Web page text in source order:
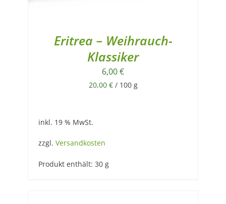
Eritrea – Weihrauch-
Klassiker
6,00€
20,00 €/ 100 g
inkl. 19 % MwSt.
zzgl. Versandkosten
Produkt enthält: 30 g